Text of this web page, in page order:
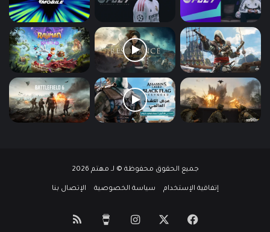
جميع الحقوق محفوظة © لـ مهتم 2026
إتفاقية الإستخدام سياسة الخصوصية الإتصال بنا
فيسبوك انستقرام